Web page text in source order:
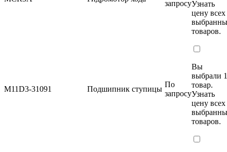
запросуУзнать
цену всех
товаров.
M11D3-31091 Подшипник ступицы
По
запросу
Вы
выбрали 1
товар.
Узнать
цену всех
товаров.